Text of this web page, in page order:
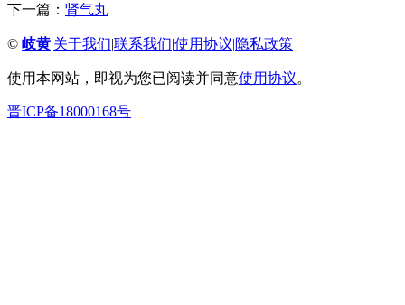
下一篇： 肾气丸
© 岐黄|关于我们|联系我们|使用协议|隐私政策
使用本网站，即视为您已阅读并同意使用协议。
晋ICP备18000168号